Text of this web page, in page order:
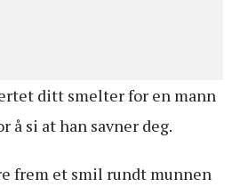
ditt smelter for en mann
å si at han savner deg.
frem et smil rundt munnen